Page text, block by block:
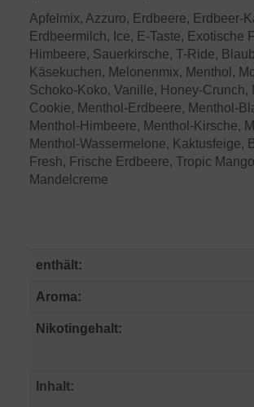
Apfelmix, Azzuro, Erdbeere, Erdbeer-
Erdbeermilch, Ice, E-Taste, Exotische
Himbeere, Sauerkirsche, T-Ride,
Käsekuchen, Melonenmix, Menthol,
Schoko-Koko, Vanille, Honey-Crunch,
Cookie, Menthol-Erdbeere, Menthol-
Menthol-Himbeere, Menthol-Kirsche,
Menthol-Wassermelone, Kaktusfeige,
Fresh, Frische Erdbeere, Tropic
Mandelcreme
enthält:
Aroma:
Nikotingehalt:
Inhalt: